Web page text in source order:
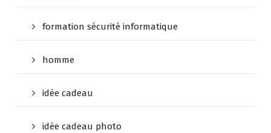
formation sécurité informatique
homme
idée cadeau
idée cadeau photo